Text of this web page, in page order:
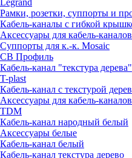
Legrand
Рамки, розетки, суппорты и
Кабель-каналы с гибкой
Аксессуары для кабель-
Суппорты для к.-к. Mosaic
СВ Профиль
Кабель-канал "текстура дерева"
T-plast
Кабель-канал с текстурой
Аксессуары для кабель-
TDM
Кабель-канал народный белый
Аксессуары белые
Кабель-канал белый
Кабель-канал текстура дерево